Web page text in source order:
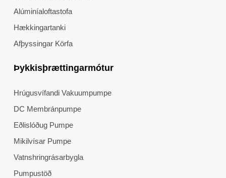
Alúminíaloftastofa
Hækkingartanki
Afþyssingar Körfa
Þykkisþrættingarmótur
Hrúgusvífandi Vakuumpumpe
DC Membránpumpe
Eðlislóðug Pumpe
Mikilvísar Pumpe
Vatnshringrásarbygla
Pumpustöð